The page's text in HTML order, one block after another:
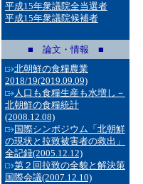
平成15年衆議院全当選者
平成15年衆議院候補者
■ 論文・情報 ■
北朝鮮の食糧農業
2018/19(2019.09.09)
人口も食糧生産も水増し－
北朝鮮の食糧統計
(2008.12.08)
国際シンポジウム「北朝鮮
の現状と拉致被害者の救出」
全記録(2005.12.12)
第２回拉致の全貌と解決策
国際会議(2007.12.10)